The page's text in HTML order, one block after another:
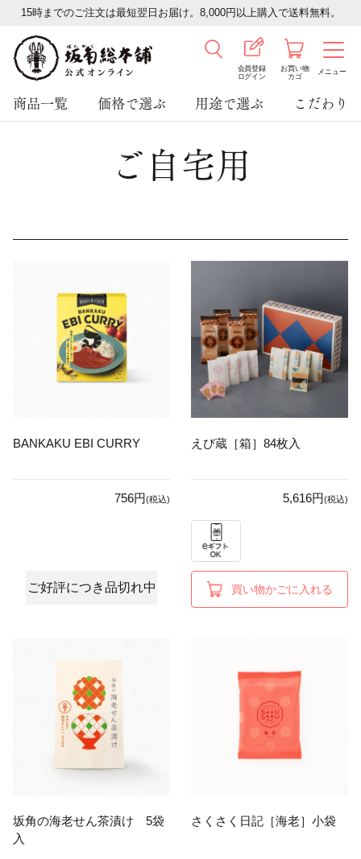
15時までのご注文は最短翌日お届け。8,000円以上購入で送料無料。
会員登録
ログイン
お買い物
カゴ
メニュー
商品一覧 価格で選ぶ 用途で選ぶ こだわり
ご自宅用
BANKAKU EBI CURRY
756円(税込)
ご好評につき品切れ中
えび蔵［箱］84枚入
5,616円(税込)
買い物かごに入れる
坂角の海老せん茶漬け 5袋
入
さくさく日記［海老］小袋